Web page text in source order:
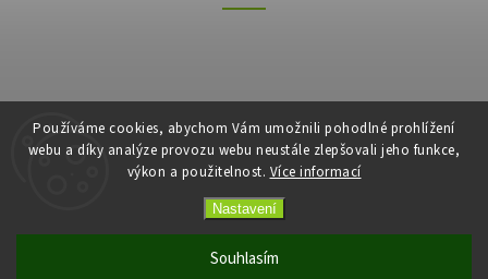
Používáme cookies, abychom Vám umožnili pohodlné prohlížení
webu a díky analýze provozu webu neustále zlepšovali jeho funkce,
výkon a použitelnost. Více informací
Nastavení
Souhlasím
Copyright 2026E-shop Slunečnice. Všechna práva vyhrazena.
VytvořilShoptet| Design